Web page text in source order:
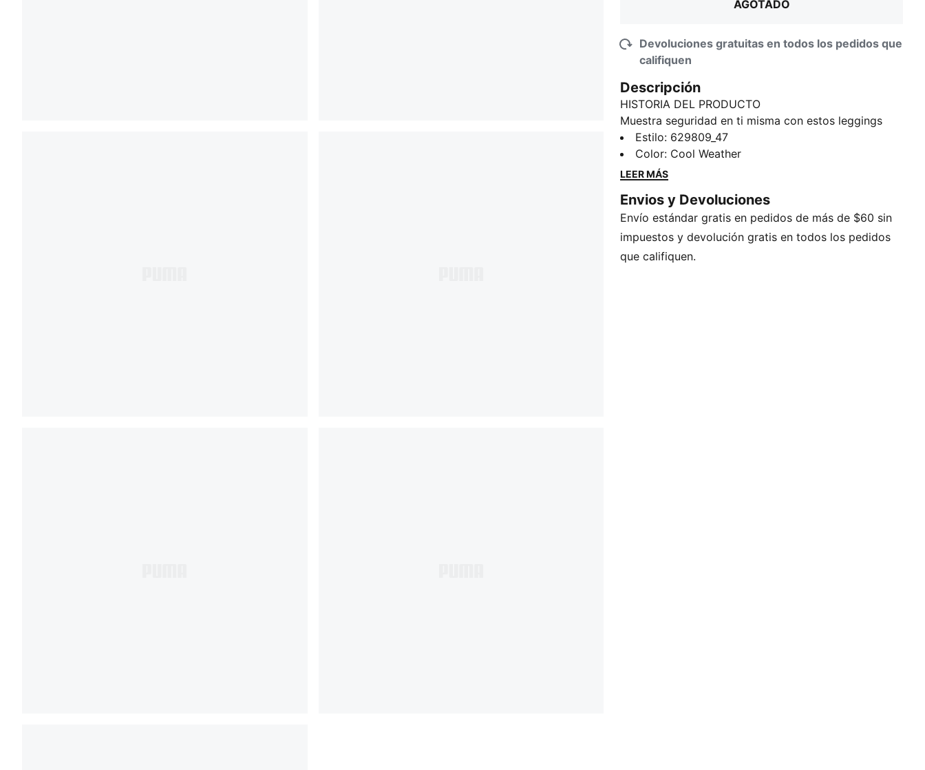
AGOTADO
Devoluciones gratuitas en todos los pedidos que
califiquen
Descripción
HISTORIA DEL PRODUCTO
Muestra seguridad en ti misma con estos leggings
acampanados DARE TO. Con un tejido texturizado y
costuras en color contrastante, le aportan un toque
atrevido a cualquier look. Sal y haz una declaración
CARACTERÍSTICAS Y BENEFICIOS
Producto fabricado con al menos un 20% de
materiales reciclados
DETALLES
Estilo: 629809_47
Color: Cool Weather
LEER MÁS
Envios y Devoluciones
Envío estándar gratis en pedidos de más de $60 sin
impuestos y devolución gratis en todos los pedidos
que califiquen.